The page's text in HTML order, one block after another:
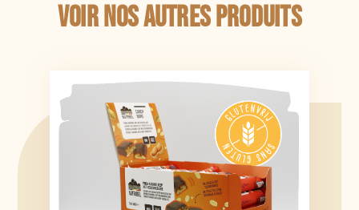
Voir nos autres produits